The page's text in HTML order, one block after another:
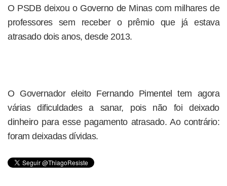
O PSDB deixou o Governo de Minas com milhares de
professores sem receber o prêmio que já estava
atrasado dois anos, desde 2013.
O Governador eleito Fernando Pimentel tem agora
várias dificuldades a sanar, pois não foi deixado
dinheiro para esse pagamento atrasado. Ao contrário:
foram deixadas dívidas.